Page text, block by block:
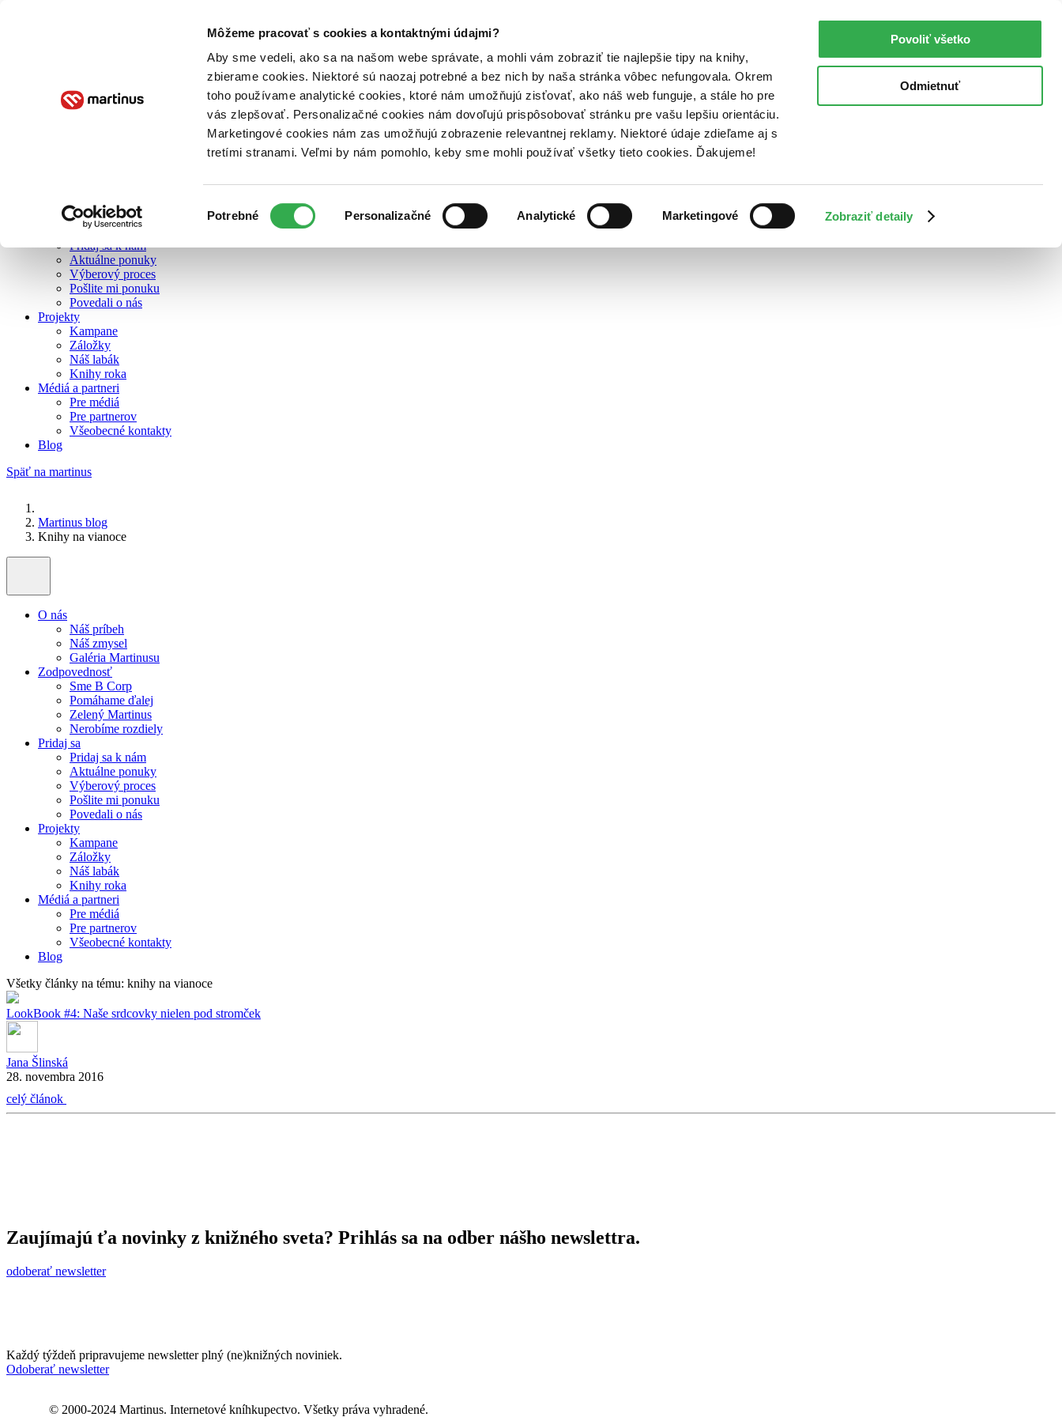
Môžeme pracovať s cookies a kontaktnými údajmi?
Aby sme vedeli, ako sa na našom webe správate, a mohli vám zobraziť tie najlepšie tipy na knihy,
zbierame cookies. Niektoré sú naozaj potrebné a bez nich by naša stránka vôbec nefungovala. Okrem
toho používame analytické cookies, ktoré nám umožňujú zisťovať, ako náš web funguje, a stále ho pre
vás zlepšovať. Personalizačné cookies nám dovoľujú prispôsobovať stránku pre vašu lepšiu orientáciu.
Marketingové cookies nám zas umožňujú zobrazenie relevantnej reklamy. Niektoré údaje zdieľame aj s
tretími stranami. Veľmi by nám pomohlo, keby sme mohli používať všetky tieto cookies. Ďakujeme!
súhlasu
Potrebné Personalizačné Analytické Marketingové Zobraziť detaily
Povoliť všetko
Odmietnuť
O nás
Zelený Martinus
Nerobíme rozdiely
Pridaj sa k nám
Aktuálne ponuky
Výberový proces
Pošlite mi ponuku
Povedali o nás
Projekty
Kampane
Záložky
Náš labák
Knihy roka
Médiá a partneri
Pre médiá
Pre partnerov
Všeobecné kontakty
Blog
Späť na martinus
Martinus blog
Knihy na vianoce
O nás
Náš príbeh
Náš zmysel
Galéria Martinusu
Zodpovednosť
Sme B Corp
Pomáhame ďalej
Zelený Martinus
Nerobíme rozdiely
Pridaj sa
Pridaj sa k nám
Aktuálne ponuky
Výberový proces
Pošlite mi ponuku
Povedali o nás
Projekty
Kampane
Záložky
Náš labák
Knihy roka
Médiá a partneri
Pre médiá
Pre partnerov
Všeobecné kontakty
Blog
Všetky články na tému: knihy na vianoce
LookBook #4: Naše srdcovky nielen pod stromček
Jana Šlinská
28. novembra 2016
celý článok
Zaujímajú ťa novinky z knižného sveta? Prihlás sa na odber nášho newslettra.
odoberať newsletter
Každý týždeň pripravujeme newsletter plný (ne)knižných noviniek.
Odoberať newsletter
© 2000-2024 Martinus. Internetové kníhkupectvo. Všetky práva vyhradené.